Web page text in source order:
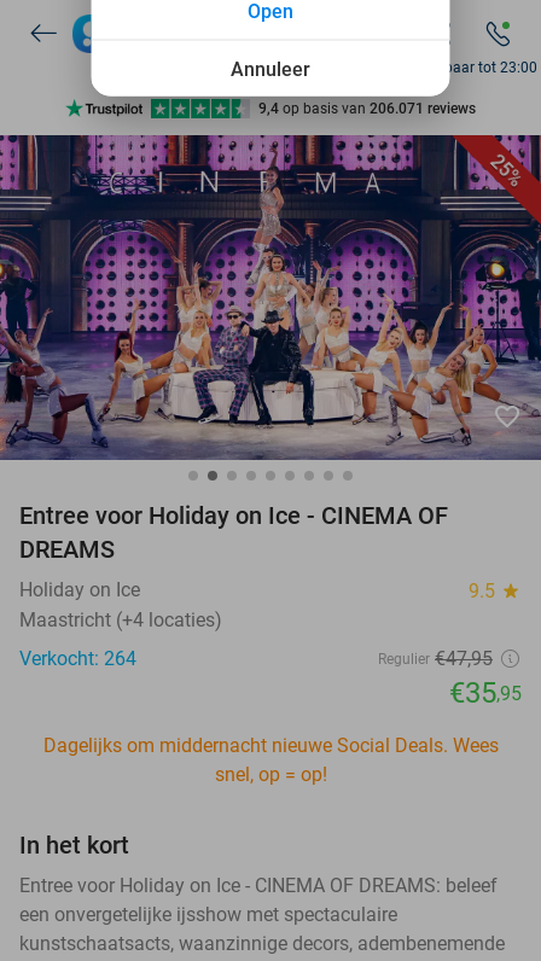
Ontdek 15.000+ deals
7 dagen per week beschikbaar
10+ miljoen leden
9,4 op basis van206.071 reviews
Ontdek 15.000+ deals
7 dagen per week beschikbaar
10+ miljoen leden
Bereikbaar tot 23:00
25%
favorite_border
Entree voor Holiday on Ice - CINEMA OF
DREAMS
Holiday on Ice 9.5 star
Maastricht (+4 locaties)
Verkocht: 264
Regulier €47,95
€35,95
Dagelijks om middernacht nieuwe Social Deals. Wees
snel, op = op!
In het kort
Entree voor Holiday on Ice - CINEMA OF DREAMS: beleef
een onvergetelijke ijsshow met spectaculaire
kunstschaatsacts, waanzinnige decors, adembenemende
Annuleer
Open